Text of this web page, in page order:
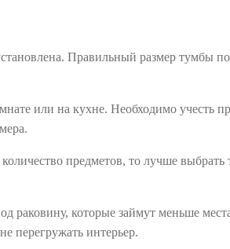
Правильный размер тумбы
или на кухне. Необходимо учесть
предметов, то лучше
которые займут меньше
перегружать интерьер.